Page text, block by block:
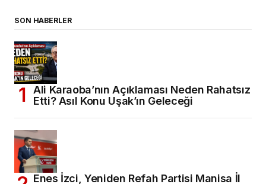
SON HABERLER
Ali Karaoba’nın Açıklaması Neden Rahatsız
Etti? Asıl Konu Uşak’ın Geleceği
Enes İzci, Yeniden Refah Partisi Manisa İl